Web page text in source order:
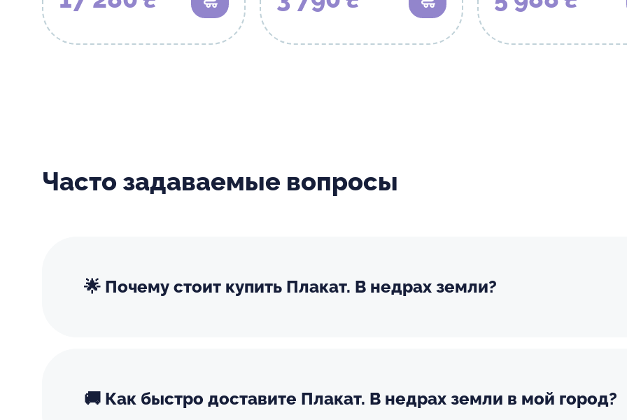
В корзину В корзину
Часто задаваемые вопросы
🌟 Почему стоит купить Плакат. В недрах земли?
🚚 Как быстро доставите Плакат. В недрах земли в мой город?